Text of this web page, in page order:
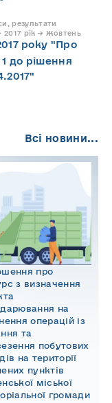
результати
2017 рік → Жовтень
року "Про
до рішення
Всі новини...
про
з визначення
на
операцій із
та
побутових
на території
пунктів
міської
громади